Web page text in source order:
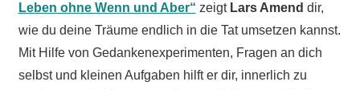
Leben ohne Wenn und Aber“ zeigt Lars Amend dir,
wie du deine Träume endlich in die Tat umsetzen kannst.
Mit Hilfe von Gedankenexperimenten, Fragen an dich
selbst und kleinen Aufgaben hilft er dir, innerlich zu